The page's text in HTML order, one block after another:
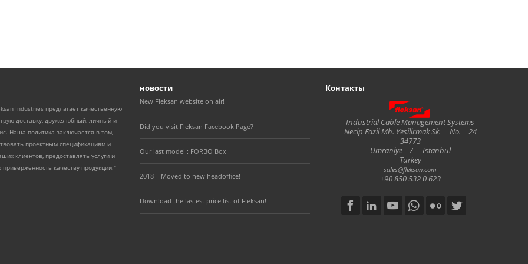
Industries предлагает качественную
доставку, дружелюбный, личный и
Наша политика заключается в том,
проектным спецификациям и
клиентов, предоставлять услуги и
качеству продукции."
новости
New Fleksan website on air!
Did you visit Fleksan Facebook Page?
Our last model : FORBO Box
2018 = Moved to new headoffice!
Download the lastest price list of Fleksan!
Контакты
Industrial Cable Management Systems
Necip Fazil Mh. Yesilirmak Sk.
No.
24
34773
Umraniye
/
Istanbul
Turkey
sales@fleksan.com
+90 850 532 0 623
Social